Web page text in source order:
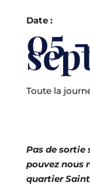
Date :
05 -
Toute la
Pas de sortie
pouvez nous
quartier